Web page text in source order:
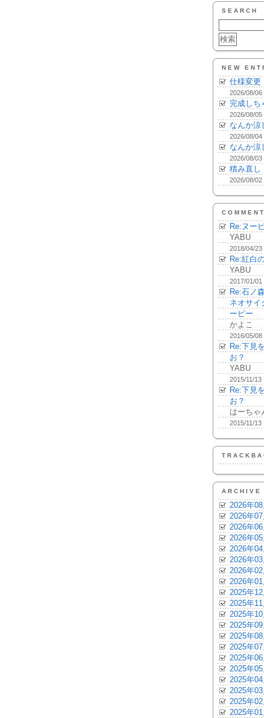
SEARCH
NEW
仕様変更
2026/08/06
完成しち
2026/08/05
なんか涼
2026/08/04
なんか涼
2026/08/03
積み直し
2026/08/02
COMMENT
Re:ヌー
YABU
2018/04/23
Re:紅白
YABU
2017/01/01
Re:石ノ
ネオサ
ーピー
かよこ
2016/05/08
Re:下見
お？
YABU
2015/11/13
Re:下見
お？
はーちゃ
2015/11/13
ARCHIVE
2026年08
2026年07
2026年06
2026年05
2026年04
2026年03
2026年02
2026年01
2025年12
2025年11
2025年10
2025年09
2025年08
2025年07
2025年06
2025年05
2025年04
2025年03
2025年02
2025年01